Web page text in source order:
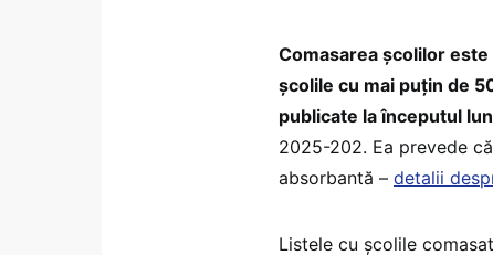
Comasarea școlilor
școlile cu mai puțin de
publicate la începutul
2025-202. Ea prevede
absorbantă – detalii
Listele cu școlile